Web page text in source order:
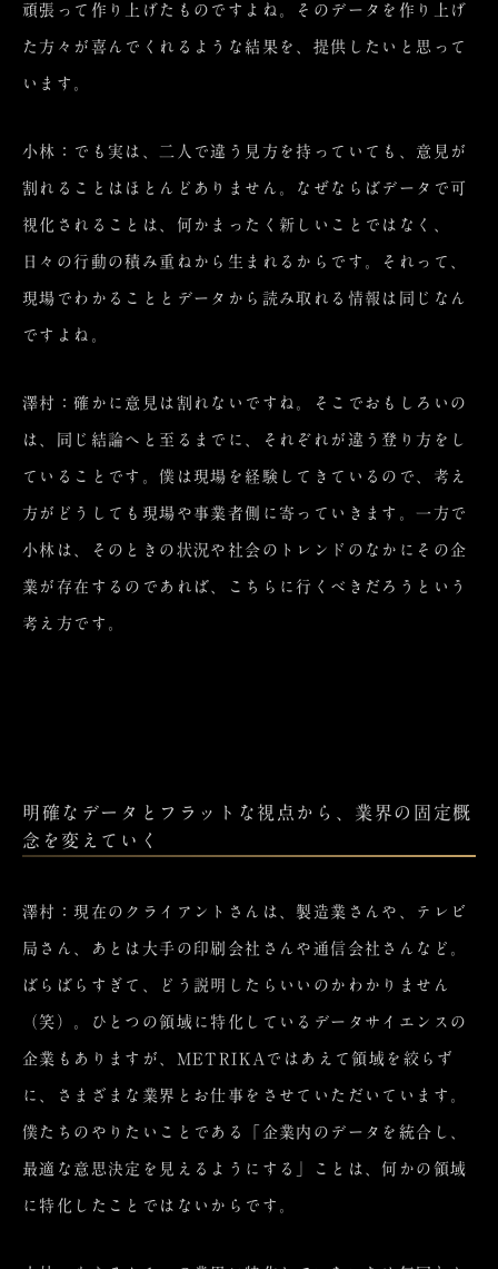
頑張って作り上げたものですよね。そのデータを作り上げ
た方々が喜んでくれるような結果を、提供したいと思って
います。
小林：でも実は、二人で違う見方を持っていても、意見が
割れることはほとんどありません。なぜならばデータで可
視化されることは、何かまったく新しいことではなく、
日々の行動の積み重ねから生まれるからです。それって、
現場でわかることとデータから読み取れる情報は同じなん
ですよね。
澤村：確かに意見は割れないですね。そこでおもしろいの
は、同じ結論へと至るまでに、それぞれが違う登り方をし
ていることです。僕は現場を経験してきているので、考え
方がどうしても現場や事業者側に寄っていきます。一方で
小林は、そのときの状況や社会のトレンドのなかにその企
業が存在するのであれば、こちらに行くべきだろうという
考え方です。
明確なデータとフラットな視点から、業界の固定概
念を変えていく
澤村：現在のクライアントさんは、製造業さんや、テレビ
局さん、あとは大手の印刷会社さんや通信会社さんなど。
ばらばらすぎて、どう説明したらいいのかわかりません
（笑）。ひとつの領域に特化しているデータサイエンスの
企業もありますが、METRIKAではあえて領域を絞らず
に、さまざまな業界とお仕事をさせていただいています。
僕たちのやりたいことである「企業内のデータを統合し、
最適な意思決定を見えるようにする」ことは、何かの領域
に特化したことではないからです。